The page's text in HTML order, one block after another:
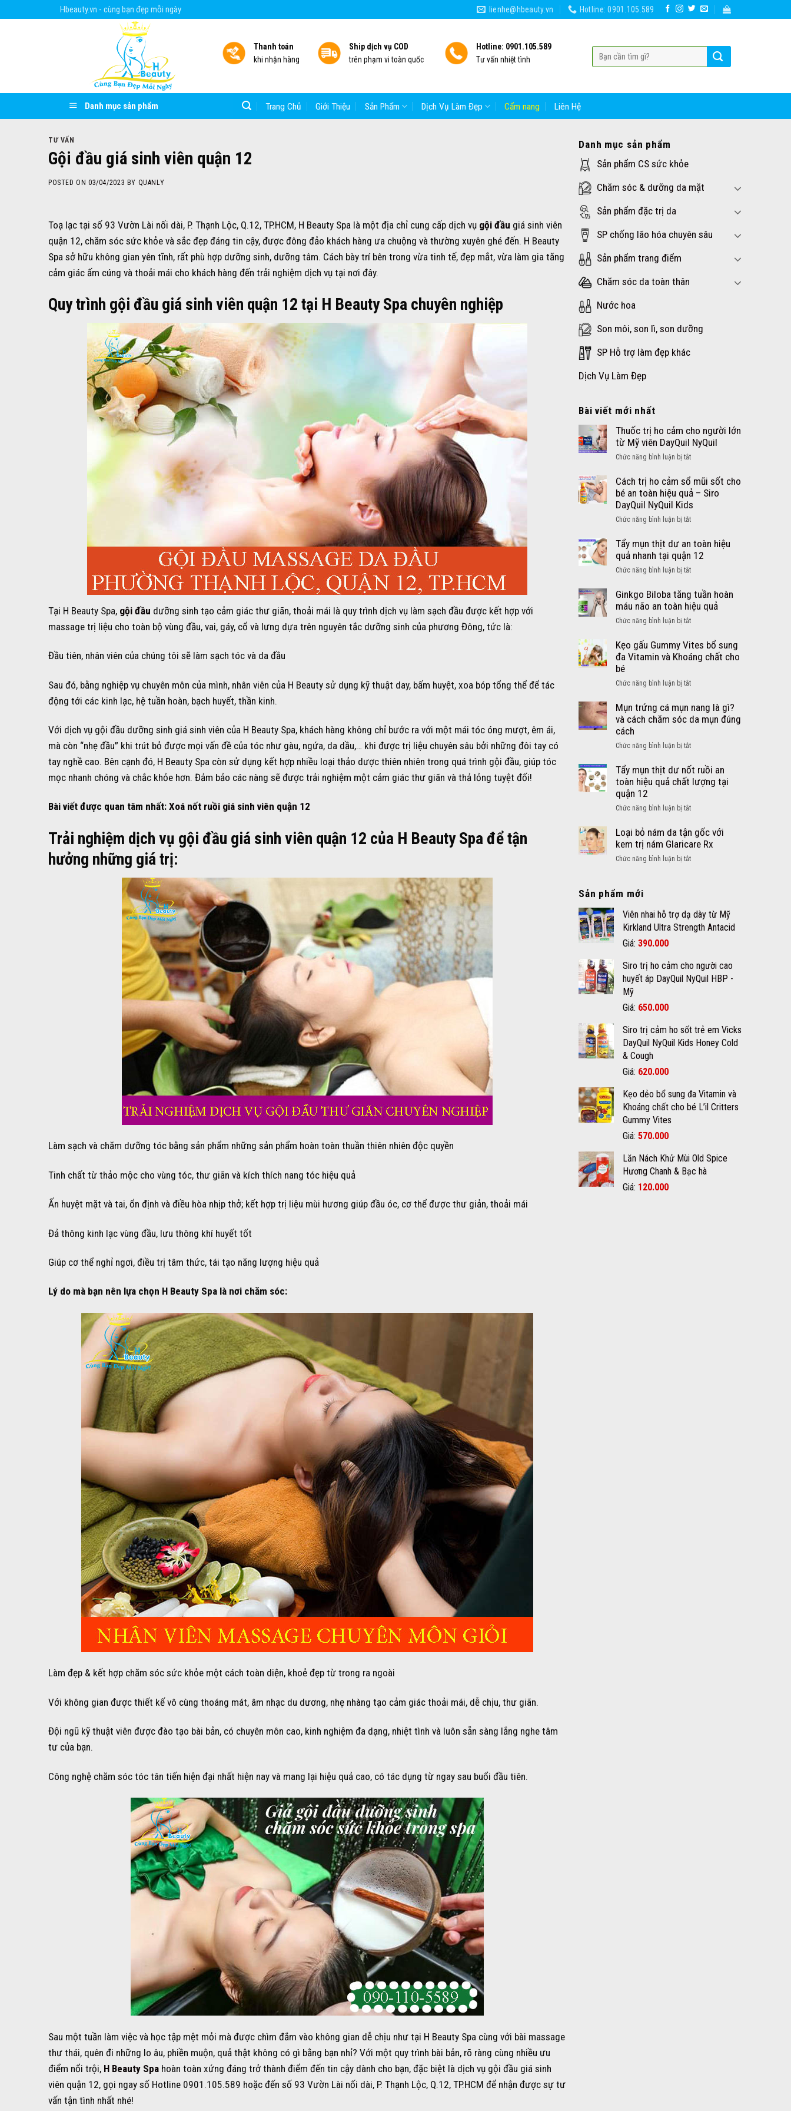
Hbeauty.vn - cùng bạn đẹp mỗi ngày lienhe@hbeauty.vn Hotline: 0901.105.589
Thanh toán
khi nhận hàng
Ship dịch vụ COD
trên phạm vi toàn quốc
Hotline: 0901.105.589
Tư vấn nhiệt tình
Danh mục sản phẩm Trang Chủ Giới Thiệu Sản Phẩm Dịch Vụ Làm Đẹp Cẩm nang Liên Hệ
TƯ VẤN
Gội đầu giá sinh viên quận 12
POSTED ON03/04/2023 BY QUANLY
Toạ lạc tại số 93 Vườn Lài nối dài, P. Thạnh Lộc, Q.12, TP.HCM, H Beauty Spa là một địa chỉ cung cấp dịch vụ gội đầu giá sinh viên
quận 12, chăm sóc sức khỏe và sắc đẹp đáng tin cậy, được đông đảo khách hàng ưa chuộng và thường xuyên ghé đến. H Beauty
Spa sở hữu không gian yên tĩnh, rất phù hợp dưỡng sinh, dưỡng tâm. Cách bày trí bên trong vừa tinh tế, đẹp mắt, vừa làm gia tăng
cảm giác ấm cúng và thoải mái cho khách hàng đến trải nghiệm dịch vụ tại nơi đây.
Quy trình gội đầu giá sinh viên quận 12 tại H Beauty Spa chuyên nghiệp
Tại H Beauty Spa, gội đầu dưỡng sinh tạo cảm giác thư giãn, thoải mái là quy trình dịch vụ làm sạch đầu được kết hợp với
massage trị liệu cho toàn bộ vùng đầu, vai, gáy, cổ và lưng dựa trên nguyên tắc dưỡng sinh của phương Đông, tức là:
Đầu tiên, nhân viên của chúng tôi sẽ làm sạch tóc và da đầu
Sau đó, bằng nghiệp vụ chuyên môn của mình, nhân viên của H Beauty sử dụng kỹ thuật day, bấm huyệt, xoa bóp tổng thể để tác
động tới các kinh lạc, hệ tuần hoàn, bạch huyết, thần kinh.
Với dịch vụ gội đầu dưỡng sinh giá sinh viên của H Beauty Spa, khách hàng không chỉ bước ra với một mái tóc óng mượt, êm ái,
mà còn “nhẹ đầu” khi trút bỏ được mọi vấn đề của tóc như gàu, ngứa, da dầu,… khi được trị liệu chuyên sâu bởi những đôi tay có
tay nghề cao. Bên cạnh đó, H Beauty Spa còn sử dụng kết hợp nhiều loại thảo dược thiên nhiên trong quá trình gội đầu, giúp tóc
mọc nhanh chóng và chắc khỏe hơn. Đảm bảo các nàng sẽ được trải nghiệm một cảm giác thư giãn và thả lỏng tuyệt đối!
Bài viết được quan tâm nhất: Xoá nốt ruồi giá sinh viên quận 12
Trải nghiệm dịch vụ gội đầu giá sinh viên quận 12 của H Beauty Spa để tận
hưởng những giá trị:
Làm sạch và chăm dưỡng tóc bằng sản phẩm những sản phẩm hoàn toàn thuần thiên nhiên độc quyền
Tinh chất từ thảo mộc cho vùng tóc, thư giãn và kích thích nang tóc hiệu quả
Ấn huyệt mặt và tai, ổn định và điều hòa nhịp thở; kết hợp trị liệu mùi hương giúp đầu óc, cơ thể được thư giản, thoải mái
Đả thông kinh lạc vùng đầu, lưu thông khí huyết tốt
Giúp cơ thể nghỉ ngơi, điều trị tâm thức, tái tạo năng lượng hiệu quả
Lý do mà bạn nên lựa chọn H Beauty Spa là nơi chăm sóc:
Làm đẹp & kết hợp chăm sóc sức khỏe một cách toàn diện, khoẻ đẹp từ trong ra ngoài
Với không gian được thiết kế vô cùng thoáng mát, âm nhạc du dương, nhẹ nhàng tạo cảm giác thoải mái, dễ chịu, thư giãn.
Đội ngũ kỹ thuật viên được đào tạo bài bản, có chuyên môn cao, kinh nghiệm đa dạng, nhiệt tình và luôn sẵn sàng lắng nghe tâm
tư của bạn.
Công nghệ chăm sóc tóc tân tiến hiện đại nhất hiện nay và mang lại hiệu quả cao, có tác dụng từ ngay sau buổi đầu tiên.
Sau một tuần làm việc và học tập mệt mỏi mà được chìm đắm vào không gian dễ chịu như tại H Beauty Spa cùng với bài massage
thư thái, quên đi những lo âu, phiền muộn, quả thật không có gì bằng bạn nhỉ? Với một quy trình bài bản, rõ ràng cùng nhiều ưu
điểm nổi trội, H Beauty Spa hoàn toàn xứng đáng trở thành điểm đến tin cậy dành cho bạn, đặc biệt là dịch vụ gội đầu giá sinh
viên quận 12, gọi ngay số Hotline 0901.105.589 hoặc đến số 93 Vườn Lài nối dài, P. Thạnh Lộc, Q.12, TP.HCM để nhận được sự tư
vấn tận tình nhất nhé!
Danh mục sản phẩm
Sản phẩm CS sức khỏe
Chăm sóc & dưỡng da mặt
Sản phẩm đặc trị da
SP chống lão hóa chuyên sâu
Sản phẩm trang điểm
Chăm sóc da toàn thân
Nước hoa
Son môi, son lì, son dưỡng
SP Hỗ trợ làm đẹp khác
Dịch Vụ Làm Đẹp
Bài viết mới nhất
Thuốc trị ho cảm cho người lớn
từ Mỹ viên DayQuil NyQuil
Chức năng bình luận bị tắtở
trị
ho
cảm
người
từ
Mỹ
viên
NyQuil
Cách trị ho cảm sổ mũi sốt cho
bé an toàn hiệu quả – Siro
DayQuil NyQuil Kids
Chức năng bình luận bị tắtở
trị
ho
sổ
sốt
cho
bé
toàn
hiệu
quả
Siro
NyQuil
Kids
Tẩy mụn thịt dư an toàn hiệu
quả nhanh tại quận 12
Chức năng bình luận bị tắtở
mụn
thịt
an
hiệu
quả
tại
12
Ginkgo Biloba tăng tuần hoàn
máu não an toàn hiệu quả
Chức năng bình luận bị tắtở
Biloba
tăng
máu
an
toàn
quả
Kẹo gấu Gummy Vites bổ sung
đa Vitamin và Khoáng chất cho
bé
Chức năng bình luận bị tắtở
gấu
Gummy
sung
Vitamin
và
chất
Mụn trứng cá mụn nang là gì?
và cách chăm sóc da mụn đúng
cách
Chức năng bình luận bị tắtở
trứng
cá
là
và
cách
chăm
cách
Tẩy mụn thịt dư nốt ruồi an
toàn hiệu quả chất lượng tại
quận 12
Chức năng bình luận bị tắtở
mụn
thịt
nốt
quả
chất
quận
12
Loại bỏ nám da tận gốc với
kem trị nám Glaricare Rx
Chức năng bình luận bị tắtở
tận
gốc
nám
Glaricare
Sản phẩm mới
Viên nhai hỗ trợ dạ dày từ Mỹ
Kirkland Ultra Strength Antacid
Giá: Giá
là:
420.000₫.
390.000Giá
tại
là:
Siro trị ho cảm cho người cao
huyết áp DayQuil NyQuil HBP -
Mỹ
Giá: Giá
là:
670.000₫.
650.000Giá
tại
là:
Siro trị cảm ho sốt trẻ em Vicks
DayQuil NyQuil Kids Honey Cold
& Cough
Giá: Giá
là:
700.000₫.
620.000Giá
tại
là:
620.000₫.
Kẹo dẻo bổ sung đa Vitamin và
Khoáng chất cho bé L’il Critters
Gummy Vites
Giá: Giá
là:
600.000₫.
570.000Giá
tại
là:
570.000₫.
Lăn Nách Khử Mùi Old Spice
Hương Chanh & Bạc hà
Giá: Giá
120.000Giá